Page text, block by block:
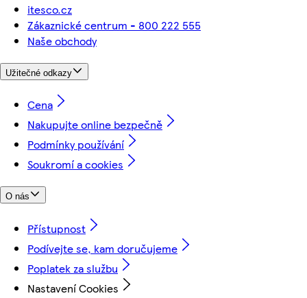
itesco.cz
Zákaznické centrum - 800 222 555
Naše obchody
Užitečné odkazy
Cena
Nakupujte online bezpečně
Podmínky používání
Soukromí a cookies
O nás
Přístupnost
Podívejte se, kam doručujeme
Poplatek za službu
Nastavení Cookies